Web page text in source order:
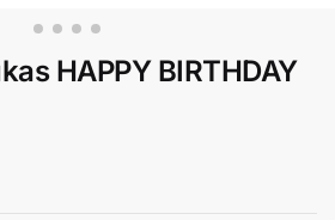
HAPPY BIRTHDAY